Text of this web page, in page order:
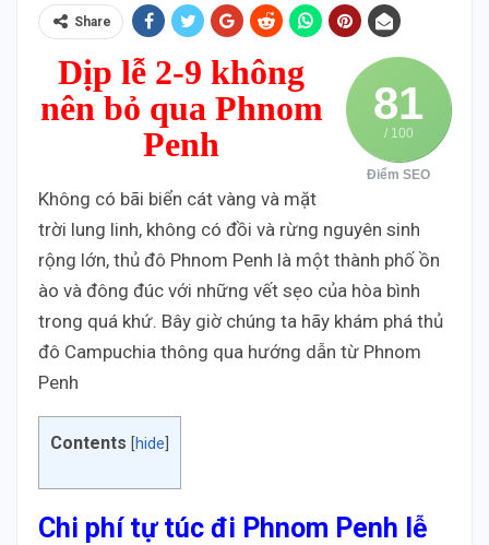
Share
81
/ 100
Điểm SEO
Dịp lễ 2-9 không
nên bỏ qua Phnom
Penh
Không có bãi biển cát vàng và mặt
trời lung linh, không có đồi và rừng nguyên sinh
rộng lớn, thủ đô Phnom Penh là một thành phố ồn
ào và đông đúc với những vết sẹo của hòa bình
trong quá khứ. Bây giờ chúng ta hãy khám phá thủ
đô Campuchia thông qua hướng dẫn từ Phnom
Penh
Contents hide
Chi phí tự túc đi Phnom Penh lễ